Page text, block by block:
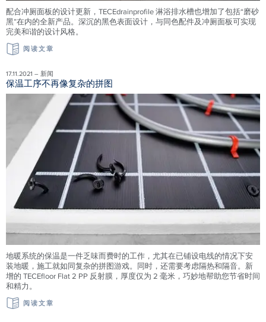
配合冲厕面板的设计更新，TECEdrainprofile 淋浴排水槽也增加了包括“磨砂
黑”在内的全新产品。深沉的黑色表面设计，与同色配件及冲厕面板可实现
完美和谐的设计风格。
阅读文章
17.11.2021 – 新闻
保温工序不再像复杂的拼图
地暖系统的保温是一件乏味而费时的工作，尤其在已铺设电线的情况下安
装地暖，施工就如同复杂的拼图游戏。同时，还需要考虑隔热和隔音。新
增的 TECEfloor Flat 2 PP 反射膜，厚度仅为 2 毫米，巧妙地帮助您节省时间
和精力。
阅读文章